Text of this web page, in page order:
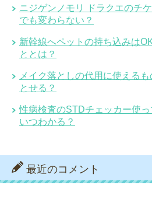
ニジゲンノモリ ドラクエのチ
でも変わらない？
新幹線へペットの持ち込みは
ととは？
メイク落としの代用に使える
とせる？
性病検査のSTDチェッカー使
いつわかる？
最近のコメント